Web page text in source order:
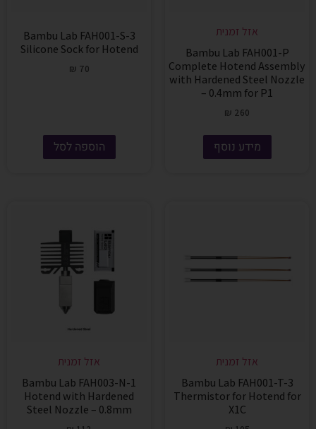
אזל זמנית
Bambu Lab FAH001-P
Complete Hotend Assembly
with Hardened Steel Nozzle
– 0.4mm for P1
₪ 260
מידע נוסף
Bambu Lab FAH001-S-3
Silicone Sock for Hotend
₪ 70
הוספה לסל
אזל זמנית
Bambu Lab FAH001-T-3
Thermistor for Hotend for
X1C
אזל זמנית
Bambu Lab FAH003-N-1
Hotend with Hardened
Steel Nozzle – 0.8mm